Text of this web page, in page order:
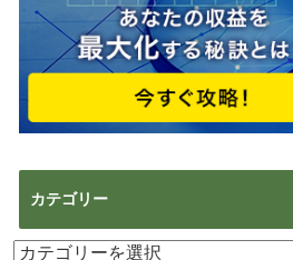
カテゴリー
カ